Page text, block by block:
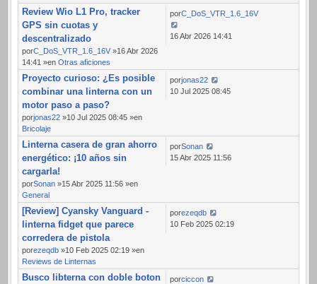
23
Review Wio L1 Pro, tracker
GPS sin cuotas y
descentralizado
porC_DoS_VTR_1.6_16V »16 Abr 2026
14:41 »en Otras aficiones
porC_DoS_VTR_1.6_16V
16 Abr 2026 14:41
Proyecto curioso: ¿Es posible
combinar una linterna con un
motor paso a paso?
porjonas22 »10 Jul 2025 08:45 »en
Bricolaje
porjonas22
10 Jul 2025 08:45
Linterna casera de gran ahorro
energético: ¡10 años sin
cargarla!
porSonan »15 Abr 2025 11:56 »en
General
porSonan
15 Abr 2025 11:56
[Review] Cyansky Vanguard -
linterna fidget que parece
corredera de pistola
porezeqdb »10 Feb 2025 02:19 »en
Reviews de Linternas
porezeqdb
10 Feb 2025 02:19
Busco libterna con doble boton porciccon